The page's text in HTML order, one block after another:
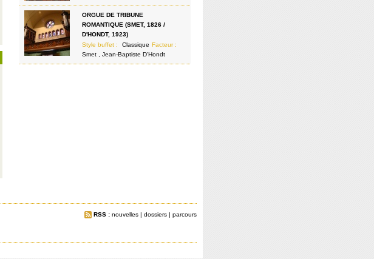
ORGUE DE TRIBUNE
ROMANTIQUE (SMET, 1826 /
D'HONDT, 1923)
Style buffet :
Classique Facteur :
Smet , Jean-Baptiste D'Hondt
RSS : nouvelles | dossiers | parcours